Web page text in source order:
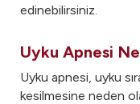
edinebilirsiniz.
Uyku Apnesi
Uyku apnesi, uyku
kesilmesine neden